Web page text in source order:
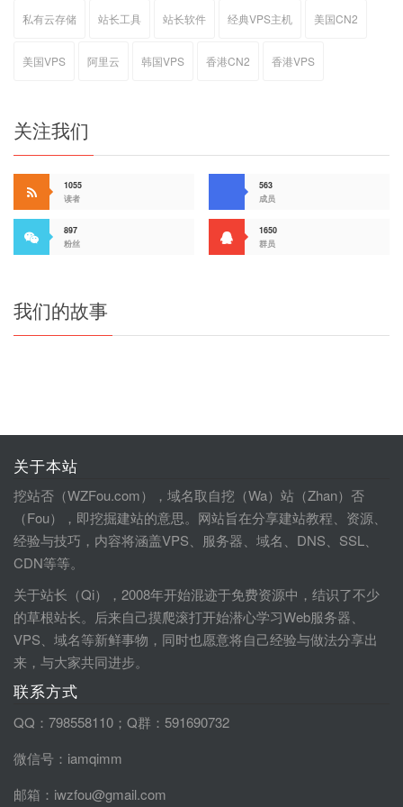
私有云存储 站长工具 站长软件 经典VPS主机 美国CN2
美国VPS 阿里云 韩国VPS 香港CN2 香港VPS
关注我们
1055
读者
563
成员
897
粉丝
1650
群员
我们的故事
关于本站
挖站否（WZFou.com），域名取自挖（Wa）站（Zhan）否
（Fou），即挖掘建站的意思。网站旨在分享建站教程、资源、
经验与技巧，内容将涵盖VPS、服务器、域名、DNS、SSL、
CDN等等。
关于站长（Qi），2008年开始混迹于免费资源中，结识了不少
的草根站长。后来自己摸爬滚打开始潜心学习Web服务器、
VPS、域名等新鲜事物，同时也愿意将自己经验与做法分享出
来，与大家共同进步。
联系方式
QQ：798558110；Q群：591690732
微信号：iamqimm
邮箱：iwzfou@gmail.com